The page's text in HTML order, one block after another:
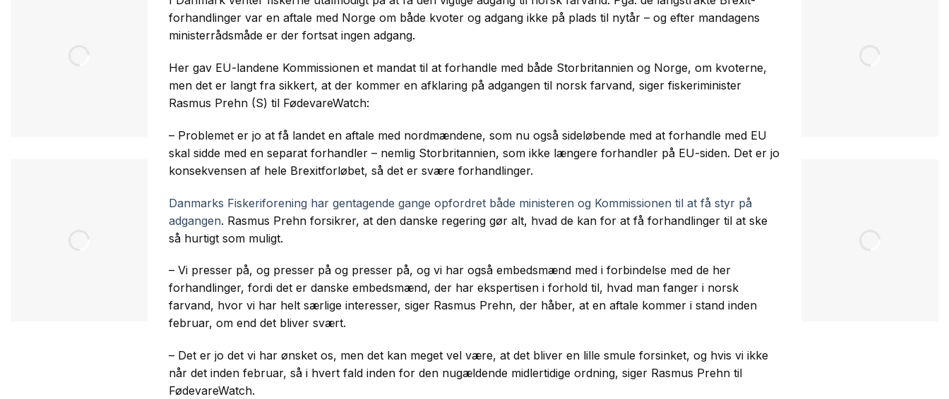
forhandlinger var en aftale med Norge om både kvoter og adgang ikke på plads til nytår – og efter mandagens
ministerrådsmåde er der fortsat ingen adgang.
Her gav EU-landene Kommissionen et mandat til at forhandle med både Storbritannien og Norge, om kvoterne,
men det er langt fra sikkert, at der kommer en afklaring på adgangen til norsk farvand, siger fiskeriminister
Rasmus Prehn (S) til FødevareWatch:
– Problemet er jo at få landet en aftale med nordmændene, som nu også sideløbende med at forhandle med EU
skal sidde med en separat forhandler – nemlig Storbritannien, som ikke længere forhandler på EU-siden. Det er jo
konsekvensen af hele Brexitforløbet, så det er svære forhandlinger.
Danmarks Fiskeriforening har gentagende gange opfordret både ministeren og Kommissionen til at få styr på
adgangen. Rasmus Prehn forsikrer, at den danske regering gør alt, hvad de kan for at få forhandlinger til at ske
så hurtigt som muligt.
– Vi presser på, og presser på og presser på, og vi har også embedsmænd med i forbindelse med de her
forhandlinger, fordi det er danske embedsmænd, der har ekspertisen i forhold til, hvad man fanger i norsk
farvand, hvor vi har helt særlige interesser, siger Rasmus Prehn, der håber, at en aftale kommer i stand inden
februar, om end det bliver svært.
– Det er jo det vi har ønsket os, men det kan meget vel være, at det bliver en lille smule forsinket, og hvis vi ikke
når det inden februar, så i hvert fald inden for den nugældende midlertidige ordning, siger Rasmus Prehn til
FødevareWatch.